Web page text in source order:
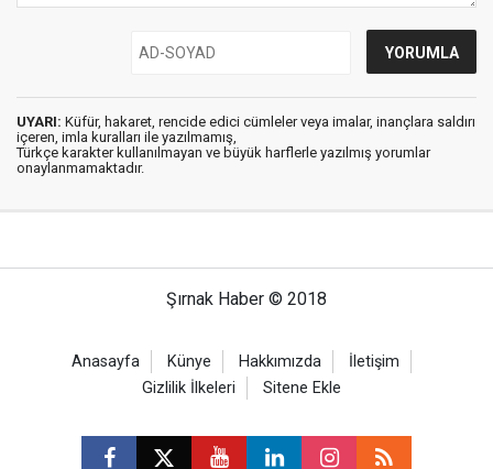
UYARI: Küfür, hakaret, rencide edici cümleler veya imalar, inançlara saldırı
içeren, imla kuralları ile yazılmamış,
Türkçe karakter kullanılmayan ve büyük harflerle yazılmış yorumlar
onaylanmamaktadır.
Şırnak Haber © 2018
Anasayfa Künye Hakkımızda
İletişim
Gizlilik İlkeleri
Sitene Ekle